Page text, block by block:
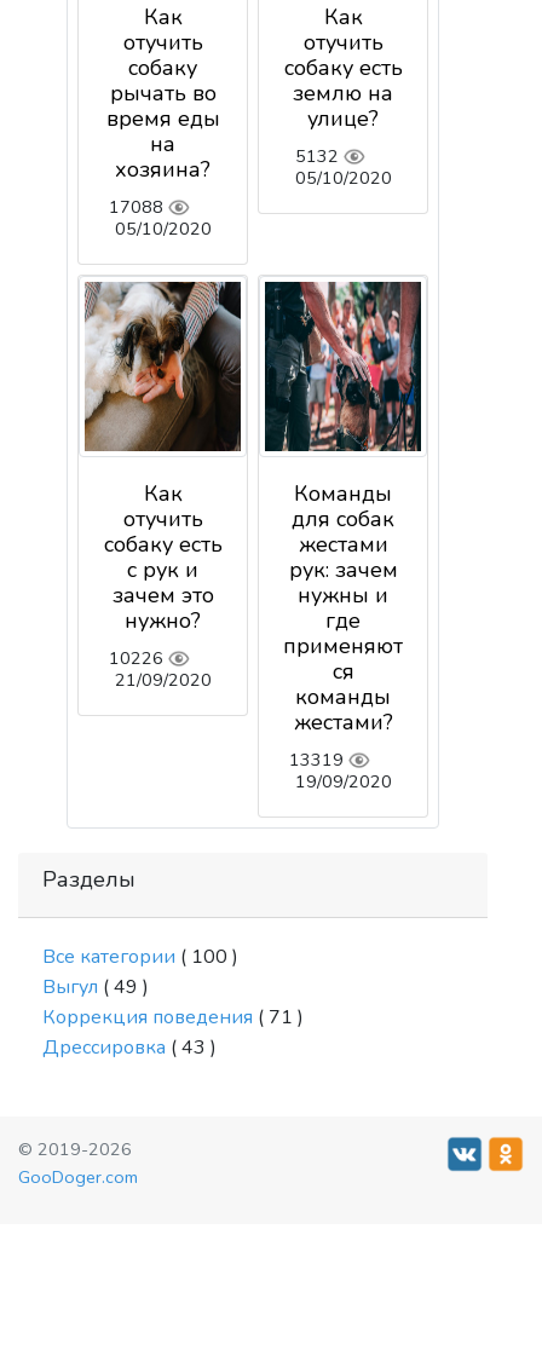
Как
отучить
собаку
рычать во
время еды
на
хозяина?
17088
05/10/2020
Как
отучить
собаку есть
землю на
улице?
5132
05/10/2020
Как
отучить
собаку есть
с рук и
зачем это
нужно?
10226
21/09/2020
Команды
для собак
жестами
рук: зачем
нужны и
где
применяют
ся
команды
жестами?
13319
19/09/2020
Разделы
Все категории ( 100 )
Выгул ( 49 )
Коррекция поведения ( 71 )
Дрессировка ( 43 )
© 2019-2026
GooDoger.com